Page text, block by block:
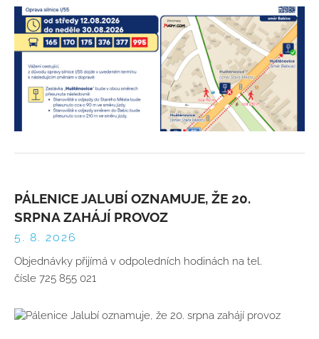
PÁLENICE JALUBÍ OZNAMUJE, ŽE 20.
SRPNA ZAHÁJÍ PROVOZ
5. 8. 2026
Objednávky přijímá v odpoledních hodinách na tel.
čísle 725 855 021